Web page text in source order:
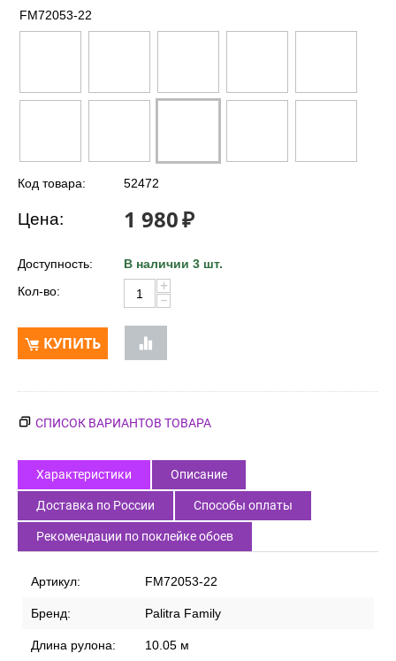
FM72053-22
Код товара: 52472
Цена: 1 980₽
Доступность:
В наличии 3 шт.
Кол-во:
+
−
КУПИТЬ
СПИСОК ВАРИАНТОВ ТОВАРА
Характеристики Описание
Доставка по России Способы оплаты
Рекомендации по поклейке обоев
Артикул: FM72053-22
Бренд: Palitra Family
Длина рулона: 10.05 м